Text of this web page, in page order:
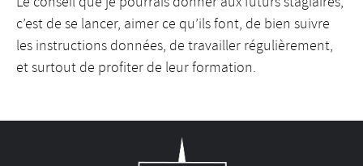
c’est de se lancer, aimer ce qu’ils font, de bien suivre
les instructions données, de travailler régulièrement,
et surtout de profiter de leur formation.